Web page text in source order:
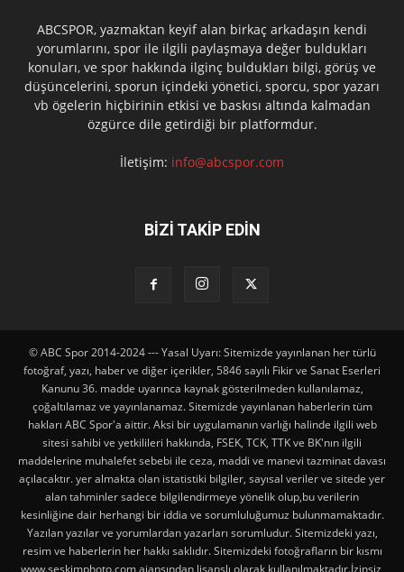
ABCSPOR, yazmaktan keyif alan birkaç arkadaşın kendi
yorumlarını, spor ile ilgili paylaşmaya değer buldukları
konuları, ve spor hakkında ilginç buldukları bilgi, görüş ve
düşüncelerini, sporun içindeki yönetici, sporcu, spor yazarı
vb ögelerin hiçbirinin etkisi ve baskısı altında kalmadan
özgürce dile getirdiği bir platformdur.
İletişim: info@abcspor.com
BİZİ TAKİP EDİN
© ABC Spor 2014-2024 --- Yasal Uyarı: Sitemizde yayınlanan her türlü
fotoğraf, yazı, haber ve diğer içerikler, 5846 sayılı Fikir ve Sanat Eserleri
Kanunu 36. madde uyarınca kaynak gösterilmeden kullanılamaz,
çoğaltılamaz ve yayınlanamaz. Sitemizde yayınlanan haberlerin tüm
hakları ABC Spor'a aittir. Aksi bir uygulamanın varlığı halinde ilgili web
sitesi sahibi ve yetkilileri hakkında, FSEK, TCK, TTK ve BK'nın ilgili
maddelerine muhalefet sebebi ile ceza, maddi ve manevi tazminat davası
açılacaktır. yer almakta olan istatistiki bilgiler, sayısal veriler ve sitede yer
alan tahminler sadece bilgilendirmeye yönelik olup,bu verilerin
kesinliğine dair herhangi bir iddia ve sorumluluğumuz bulunmamaktadır.
Yazılan yazılar ve yorumlardan yazarları sorumludur. Sitemizdeki yazı,
resim ve haberlerin her hakkı saklıdır. Sitemizdeki fotoğrafların bir kısmı
www.seskimphoto.com ajansından lisanslı olarak kullanılmaktadır.İzinsiz,